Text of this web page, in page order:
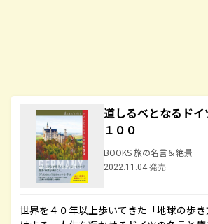
道しるべとなるド
１００
BOOKS 旅の名言＆絶景
2022.11.04 発売
世界を４０年以上歩いてきた「地球の歩